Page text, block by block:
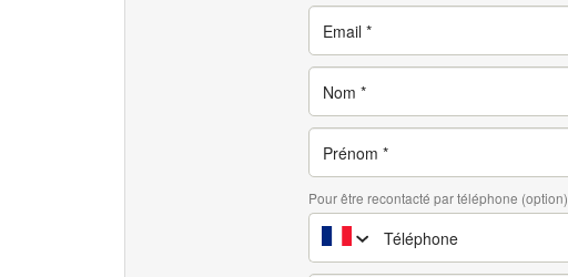
Pour être recontacté par téléphone (option)